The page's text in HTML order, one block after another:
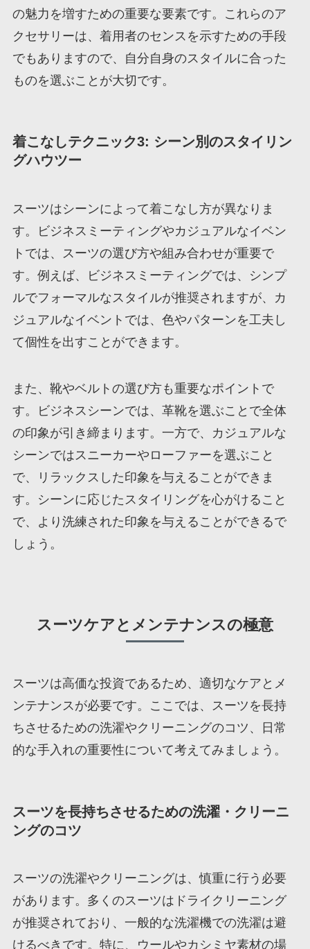
の魅力を増すための重要な要素です。これらのア
クセサリーは、着用者のセンスを示すための手段
でもありますので、自分自身のスタイルに合った
ものを選ぶことが大切です。
着こなしテクニック3: シーン別のスタイリン
グハウツー
スーツはシーンによって着こなし方が異なりま
す。ビジネスミーティングやカジュアルなイベン
トでは、スーツの選び方や組み合わせが重要で
す。例えば、ビジネスミーティングでは、シンプ
ルでフォーマルなスタイルが推奨されますが、カ
ジュアルなイベントでは、色やパターンを工夫し
て個性を出すことができます。
また、靴やベルトの選び方も重要なポイントで
す。ビジネスシーンでは、革靴を選ぶことで全体
の印象が引き締まります。一方で、カジュアルな
シーンではスニーカーやローファーを選ぶこと
で、リラックスした印象を与えることができま
す。シーンに応じたスタイリングを心がけること
で、より洗練された印象を与えることができるで
しょう。
スーツケアとメンテナンスの極意
スーツは高価な投資であるため、適切なケアとメ
ンテナンスが必要です。ここでは、スーツを長持
ちさせるための洗濯やクリーニングのコツ、日常
的な手入れの重要性について考えてみましょう。
スーツを長持ちさせるための洗濯・クリーニ
ングのコツ
スーツの洗濯やクリーニングは、慎重に行う必要
があります。多くのスーツはドライクリーニング
が推奨されており、一般的な洗濯機での洗濯は避
けるべきです。特に、ウールやカシミヤ素材の場